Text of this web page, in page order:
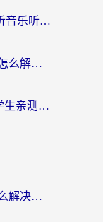
网易云ip怎么改成中国？海外党听音乐听书的无痛解决方案
海外党必看：汽水解锁地区限制怎么解除？3招解决国内影音&生活服务难题
央视影音VIP海外可以看吗？留学生亲测有效的回国加速器选择指南
女神星球海外服务器链接失败怎么解决？海外党国服游戏加速避坑指南